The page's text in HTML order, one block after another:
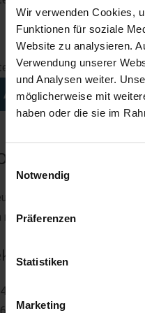
Wir verwenden Cookies,
Funktionen für soziale
Website zu analysieren.
Verwendung unserer
und Analysen weiter.
möglicherweise mit
haben oder die sie im
Einwilligungsauswahl
Notwendig
Präferenzen
Statistiken
Marketing
füllen Sie dieses Feld aus.
ANFRAGEN
TMS50E
für VVVF, Hydraulik
meisten älteren Aufzügen
unter